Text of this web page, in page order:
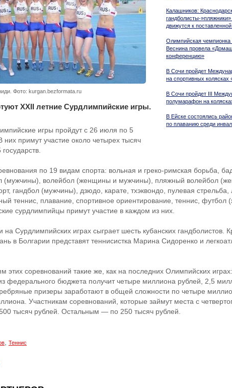
Калашников:
гандболисты-
движутся к
Олимпийская чемпионка
Веснина провела
конференцию»
В Сочи пройдет
на спортивных колясках
В Сочи пройдет III
полумарафон на
В Ейске состоялись
по плаванию среди
Фото: kurgan.bezformata.ru
XXII летние Сурдлимпийские игры.
игры пройдут с 26 июля по 5
них примут участие около четырех тысяч
по 19 видам спорта: вольная и греко-римская борьба,
(мужчины), волейбол (женщины и мужчины), пляжный волейбол
гандбол (мужчины), дзюдо, карате, тхэквондо, пулевая стрельба,
теннис, плавание, спортивное ориентирование, теннис,
сурдлимпийцы примут участие в каждом из них.
на Сурдлимпийских играх сыграет шесть кубанских гандболистов.
в Болгарии представят теннисистка Марина Сидоренко и
этих соревнований такие же, как на последних Олимпийских
федерального бюджета получит четыре миллиона рублей, 2,5
призеры заработают в общей сложности по четыре
Участникам соревнований, которые займут места с
тысяч рублей. Остальным — по 250 тысяч рублей.
Теннис